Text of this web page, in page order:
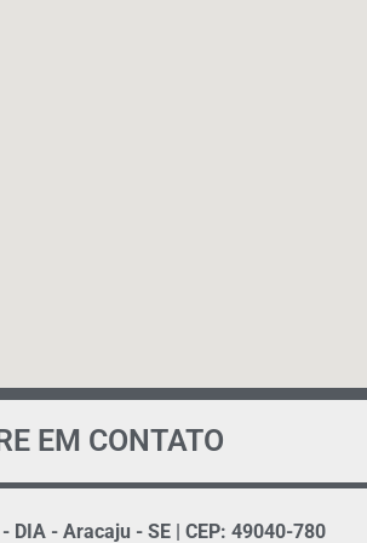
EM CONTATO
DIA - Aracaju - SE | CEP: 49040-780